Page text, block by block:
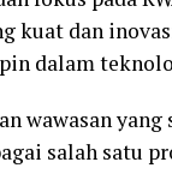
kuat dan
dalam
wawasan yang
salah satu